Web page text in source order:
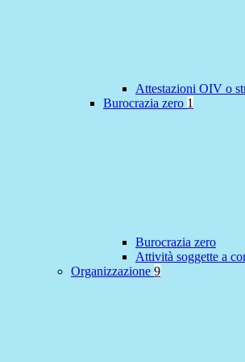
Attestazioni OIV o
Burocrazia zero 1
Burocrazia zero
Attività soggette a
Organizzazione 9